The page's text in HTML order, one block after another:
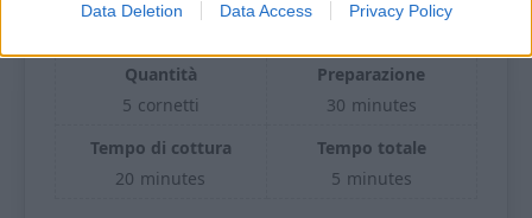
Data Deletion Data Access Privacy Policy
Cuisine:chetogenica Difficulty:Facile
Quantità
5 cornetti
Preparazione
30 minutes
Tempo di cottura
20 minutes
Tempo totale
5 minutes